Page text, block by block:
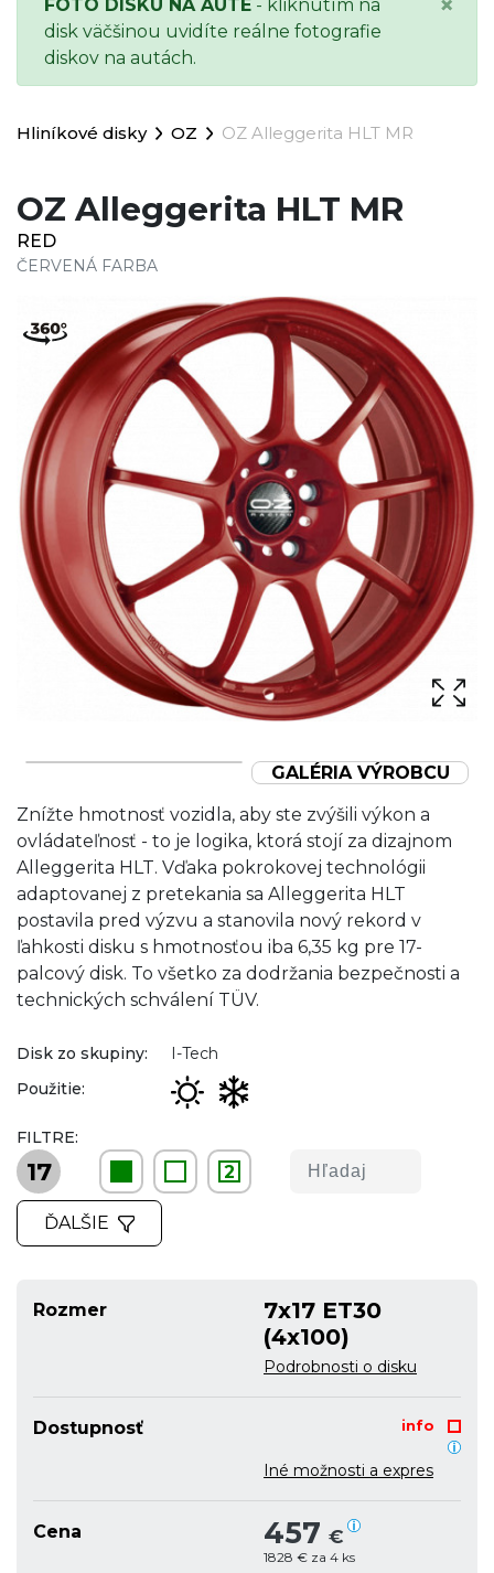
FOTO DISKU NA AUTE - kliknutím na
disk väčšinou uvidíte reálne fotografie
diskov na autách.
Hliníkové disky OZ OZ Alleggerita HLT MR
OZ Alleggerita HLT MR
RED
ČERVENÁ FARBA
GALÉRIA VÝROBCU
Znížte hmotnosť vozidla, aby ste zvýšili výkon a
ovládateľnosť - to je logika, ktorá stojí za dizajnom
Alleggerita HLT. Vďaka pokrokovej technológii
adaptovanej z pretekania sa Alleggerita HLT
postavila pred výzvu a stanovila nový rekord v
ľahkosti disku s hmotnosťou iba 6,35 kg pre 17-
palcový disk. To všetko za dodržania bezpečnosti a
technických schválení TÜV.
Disk zo skupiny:
I-Tech
Použitie:
FILTRE:
17 2
ĎALŠIE
Rozmer
7x17 ET30
(4x100)
Podrobnosti o disku
Dostupnosť info
Iné možnosti a expres
Cena 457 €
1828 € za 4 ks